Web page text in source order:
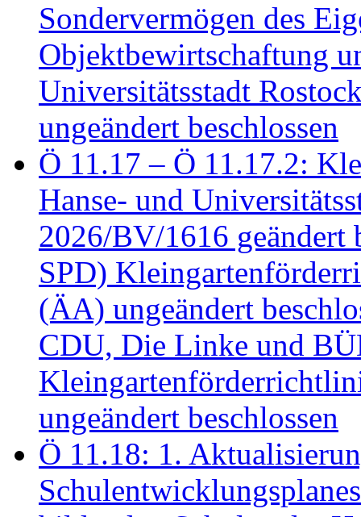
Sondervermögen des
Objektbewirtschaftung
Universitätsstadt
ungeändert beschlossen
Ö 11.17 – Ö 11.17.2:
Hanse- und
2026/BV/1616 geändert
SPD)
(ÄA) ungeändert
CDU, Die Linke und
ungeändert beschlossen
Ö 11.18: 1.